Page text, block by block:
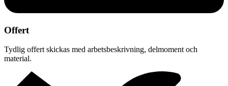
Offert
Tydlig offert skickas med arbetsbeskrivning, delmoment och
material.